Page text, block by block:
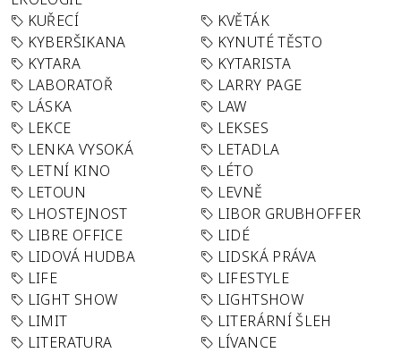
KUŘECÍ
KVĚTÁK
KYBERŠIKANA
KYNUTÉ TĚSTO
KYTARA
KYTARISTA
LABORATOŘ
LARRY PAGE
LÁSKA
LAW
LEKCE
LEKSES
LENKA VYSOKÁ
LETADLA
LETNÍ KINO
LÉTO
LETOUN
LEVNĚ
LHOSTEJNOST
LIBOR GRUBHOFFER
LIBRE OFFICE
LIDÉ
LIDOVÁ HUDBA
LIDSKÁ PRÁVA
LIFE
LIFESTYLE
LIGHT SHOW
LIGHTSHOW
LIMIT
LITERÁRNÍ ŠLEH
LITERATURA
LÍVANCE